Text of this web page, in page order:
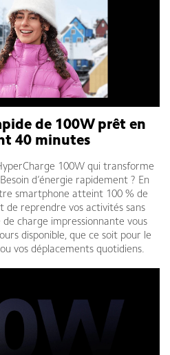
de 100W prêt en
40 minutes
100W qui transforme
d’énergie rapidement ? En
smartphone atteint 100 % de
reprendre vos activités sans
charge impressionnante vous
disponible, que ce soit pour le
vos déplacements quotidiens.